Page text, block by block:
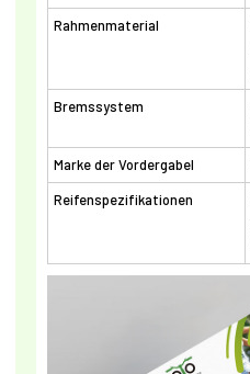
Rahmenmaterial
Bremssystem
Marke der Vordergabel
Reifenspezifikationen